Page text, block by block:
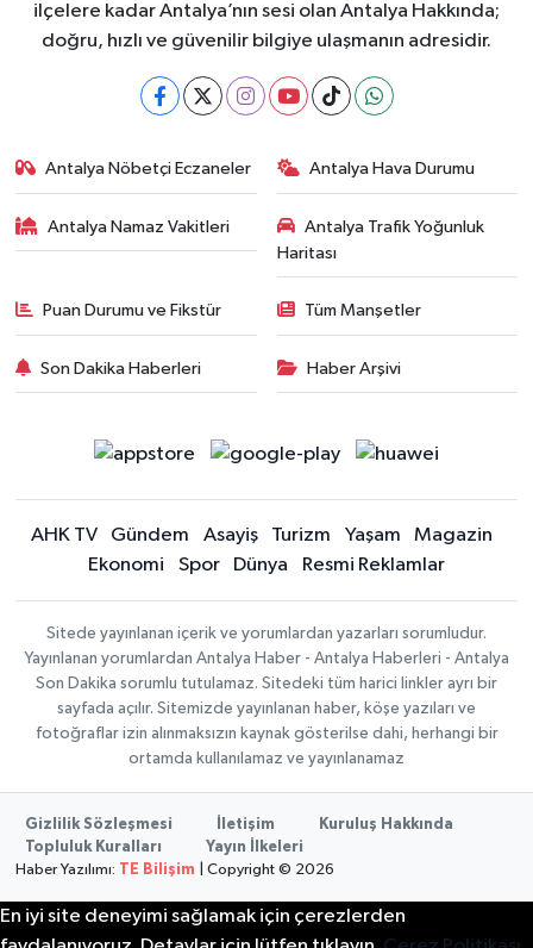
ilçelere kadar Antalya’nın sesi olan Antalya Hakkında;
doğru, hızlı ve güvenilir bilgiye ulaşmanın adresidir.
Antalya Nöbetçi Eczaneler Antalya Hava Durumu
Antalya Namaz Vakitleri
Antalya Trafik Yoğunluk
Haritası
Puan Durumu ve Fikstür Tüm Manşetler
Son Dakika Haberleri Haber Arşivi
AHK TV Gündem Asayiş Turizm Yaşam
Magazin
Ekonomi
Spor Dünya Resmi Reklamlar
Sitede yayınlanan içerik ve yorumlardan yazarları sorumludur.
Yayınlanan yorumlardan Antalya Haber - Antalya Haberleri - Antalya
Son Dakika sorumlu tutulamaz. Sitedeki tüm harici linkler ayrı bir
sayfada açılır. Sitemizde yayınlanan haber, köşe yazıları ve
fotoğraflar izin alınmaksızın kaynak gösterilse dahi, herhangi bir
ortamda kullanılamaz ve yayınlanamaz
Gizlilik Sözleşmesi İletişim
Kuruluş Hakkında
Topluluk Kuralları
Yayın İlkeleri
Haber Yazılımı: TE Bilişim | Copyright © 2026
En iyi site deneyimi sağlamak için çerezlerden